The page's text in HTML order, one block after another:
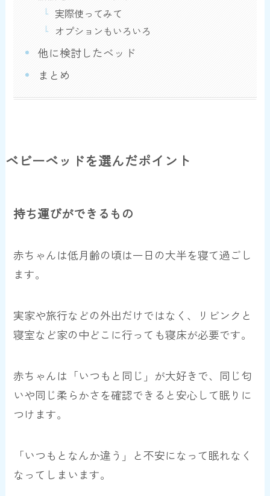
実際使ってみて
オプションもいろいろ
他に検討したベッド
まとめ
ベビーベッドを選んだポイント
持ち運びができるもの
赤ちゃんは低月齢の頃は一日の大半を寝て過ごし
ます。
実家や旅行などの外出だけではなく、リビンクと
寝室など家の中どこに行っても寝床が必要です。
赤ちゃんは「いつもと同じ」が大好きで、同じ匂
いや同じ柔らかさを確認できると安心して眠りに
つけます。
「いつもとなんか違う」と不安になって眠れなく
なってしまいます。